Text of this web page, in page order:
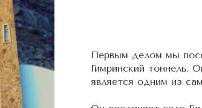
Первым делом мы
Гимринский тоннель.
является одним из